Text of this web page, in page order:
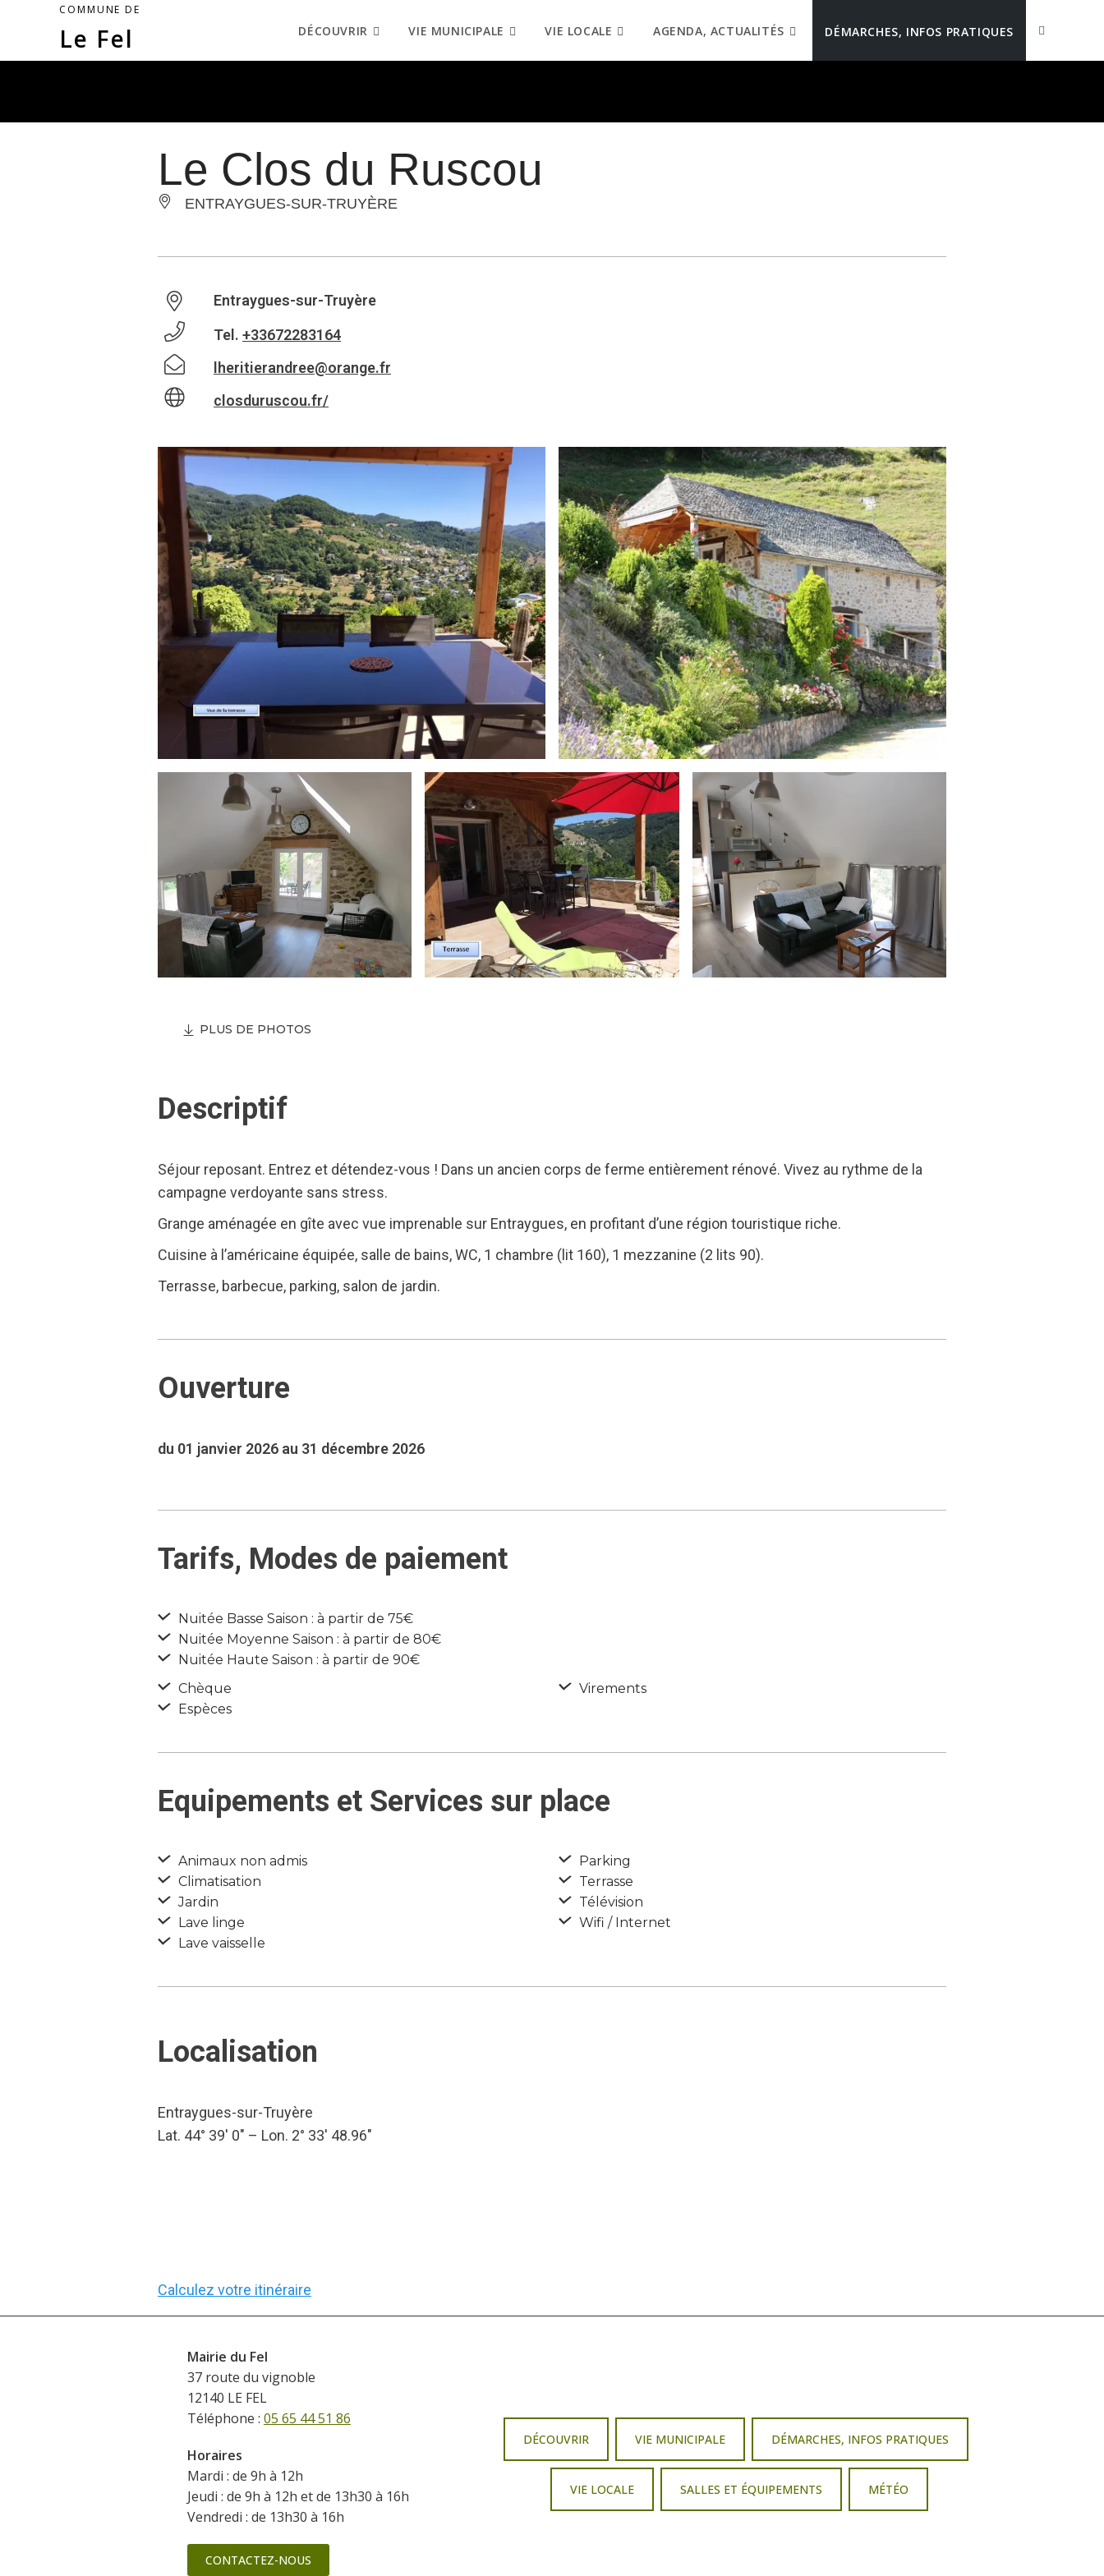
COMMUNE DE
Le Fel DÉCOUVRIR VIE MUNICIPALE VIE LOCALE AGENDA, ACTUALITÉS DÉMARCHES, INFOS PRATIQUES
Le Clos du Ruscou
ENTRAYGUES-SUR-TRUYÈRE
Entraygues-sur-Truyère
Tel. +33672283164
lheritierandree@orange.fr
closduruscou.fr/
PLUS DE PHOTOS
Descriptif
Séjour reposant. Entrez et détendez-vous ! Dans un ancien corps de ferme entièrement rénové. Vivez au rythme de la
campagne verdoyante sans stress.
Grange aménagée en gîte avec vue imprenable sur Entraygues, en profitant d’une région touristique riche.
Cuisine à l’américaine équipée, salle de bains, WC, 1 chambre (lit 160), 1 mezzanine (2 lits 90).
Terrasse, barbecue, parking, salon de jardin.
Ouverture
du 01 janvier 2026 au 31 décembre 2026
Tarifs, Modes de paiement
Nuitée Basse Saison : à partir de 75€
Nuitée Moyenne Saison : à partir de 80€
Nuitée Haute Saison : à partir de 90€
Chèque
Espèces
Virements
Equipements et Services sur place
Animaux non admis
Climatisation
Jardin
Lave linge
Lave vaisselle
Parking
Terrasse
Télévision
Wifi / Internet
Localisation
Entraygues-sur-Truyère
Lat. 44° 39′ 0″ – Lon. 2° 33′ 48.96″
Calculez votre itinéraire
Mairie du Fel
37 route du vignoble
12140 LE FEL
Téléphone : 05 65 44 51 86
Horaires
Mardi : de 9h à 12h
Jeudi : de 9h à 12h et de 13h30 à 16h
Vendredi : de 13h30 à 16h
CONTACTEZ-NOUS
DÉCOUVRIR VIE MUNICIPALE DÉMARCHES, INFOS PRATIQUES
VIE LOCALE SALLES ET ÉQUIPEMENTS MÉTÉO